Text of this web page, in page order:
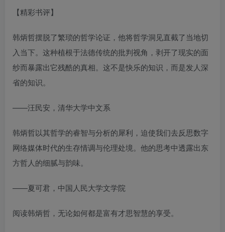
【精彩书评】
韩炳哲摆脱了繁琐的哲学论证，他将哲学洞见直截了当地切
入当下。这种植根于法德传统的批判视角，剥开了现实的面
纱而暴露出它残酷的真相。这不是快乐的知识，而是发人深
省的知识。
——汪民安，清华大学中文系
韩炳哲以其哲学的睿智与分析的犀利，迫使我们去反思数字
网络媒体时代的生存情调与伦理处境。他的思考中透露出东
方哲人的细腻与韵味。
——夏可君，中国人民大学文学院
阅读韩炳哲，无论如何都是富有才思智慧的享受。